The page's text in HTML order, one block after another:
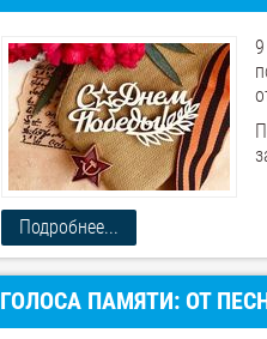
Подробнее...
ГОЛОСА ПАМЯТИ: ОТ